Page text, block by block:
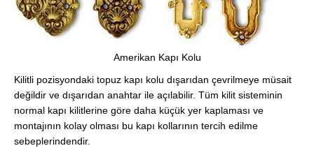
Amerikan Kapı Kolu
Kilitli pozisyondaki topuz kapı kolu dışarıdan çevrilmeye müsait
değildir ve dışarıdan anahtar ile açılabilir. Tüm kilit sisteminin
normal kapı kilitlerine göre daha küçük yer kaplaması ve
montajının kolay olması bu kapı kollarının tercih edilme
sebeplerindendir.